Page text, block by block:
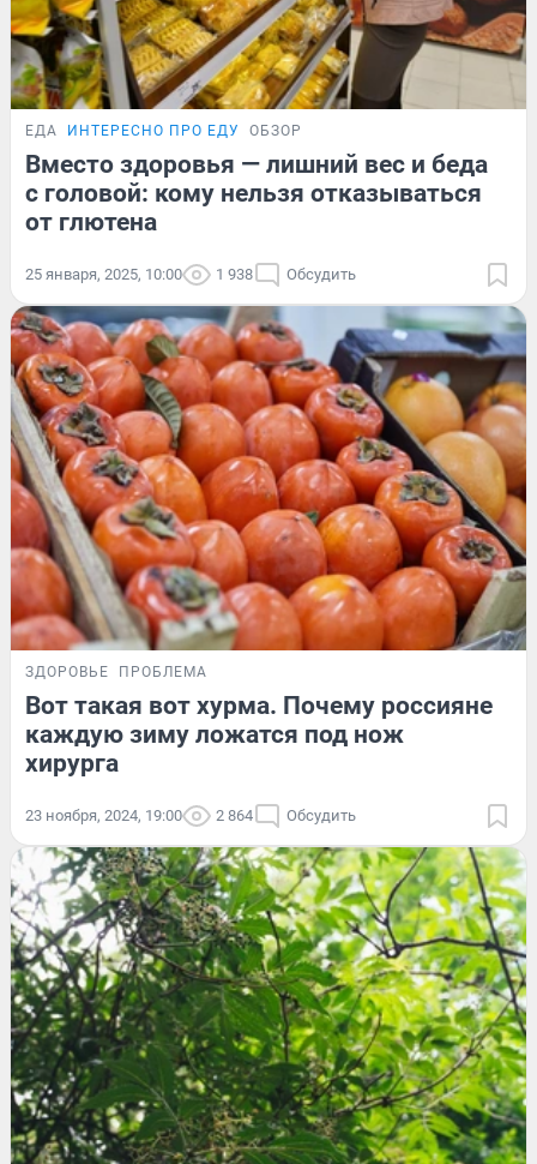
ЕДА ИНТЕРЕСНО ПРО ЕДУ ОБЗОР
Вместо здоровья — лишний вес и беда
с головой: кому нельзя отказываться
от глютена
25 января, 2025, 10:00 1 938 Обсудить
ЗДОРОВЬЕ ПРОБЛЕМА
Вот такая вот хурма. Почему россияне
каждую зиму ложатся под нож
хирурга
23 ноября, 2024, 19:00 2 864 Обсудить